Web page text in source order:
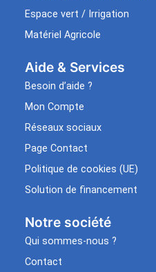
Espace vert / Irrigation
Matériel Agricole
Aide & Services​
Besoin d’aide ?
Mon Compte
Réseaux sociaux
Page Contact
Politique de cookies (UE)
Solution de financement
Notre société
Qui sommes-nous ?
Contact